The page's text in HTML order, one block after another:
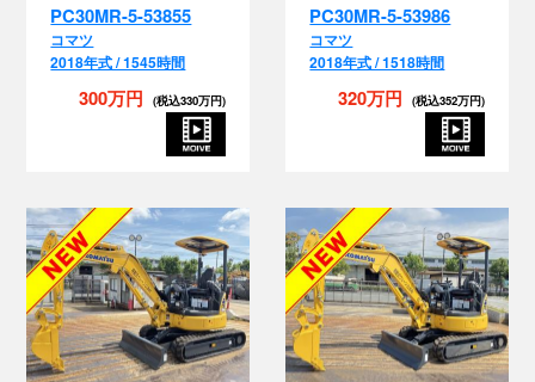
PC30MR-5-53855
コマツ
2018年式 / 1545時間
300万円(税込330万円)
PC30MR-5-53986
コマツ
2018年式 / 1518時間
320万円(税込352万円)